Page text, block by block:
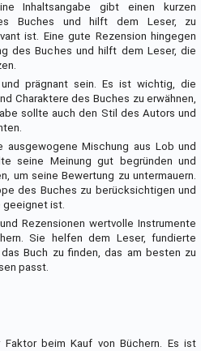
Inhaltsangabe gibt einen kurzen
Buches und hilft dem Leser, zu
ist. Eine gute Rezension hingegen
des Buches und hilft dem Leser, die
prägnant sein. Es ist wichtig, die
Charaktere des Buches zu erwähnen,
sollte auch den Stil des Autors und
Mischung aus Lob und
seine Meinung gut begründen und
um seine Bewertung zu untermauern.
des Buches zu berücksichtigen und
geeignet ist.
Rezensionen wertvolle Instrumente
Sie helfen dem Leser, fundierte
Buch zu finden, das am besten zu
passt.
beim Kauf von Büchern. Es ist